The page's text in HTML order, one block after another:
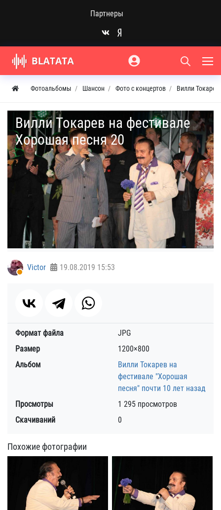
Партнеры
Фотоальбомы Шансон Фото с концертов Вилли
Вилли Токарев на фестивале
Хорошая песня 20
Victor 19.08.2019 15:53
Формат файла
JPG
Размер
1200×800
Альбом
Вилли Токарев на
фестивале "Хорошая
песня" почти 10 лет назад
Просмотры
1 295 просмотров
Скачиваний
0
Похожие фотографии